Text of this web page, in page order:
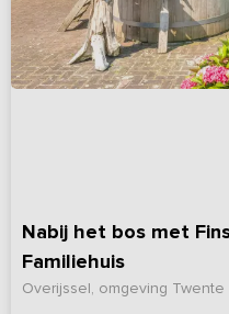
Nabij het bos met
Familiehuis
Overijssel, omgeving Twente